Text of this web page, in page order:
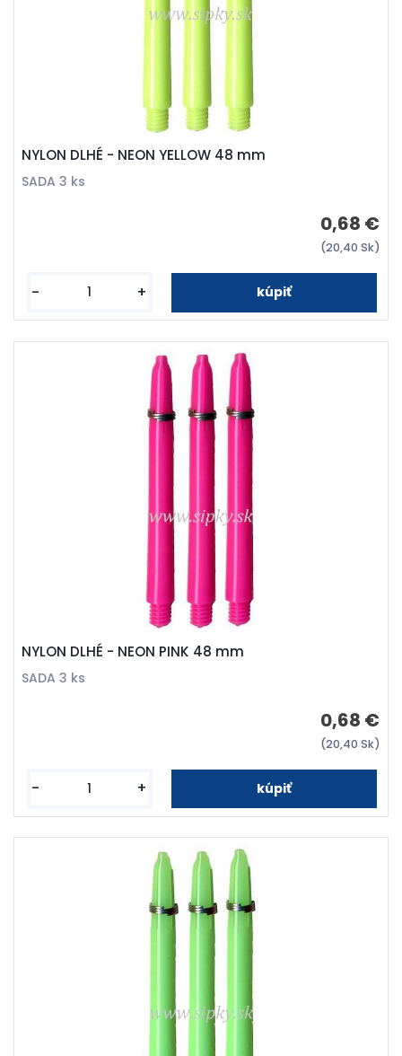
NYLON DLHÉ - NEON YELLOW 48 mm
SADA 3 ks
0,68 €
(20,40 Sk)
- +
NYLON DLHÉ - NEON PINK 48 mm
SADA 3 ks
0,68 €
(20,40 Sk)
- +